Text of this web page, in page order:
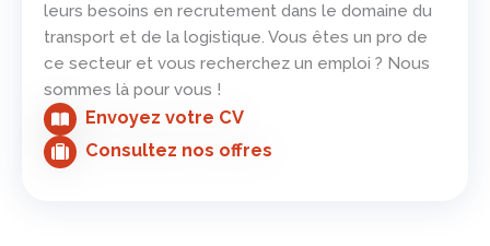
leurs besoins en recrutement dans le domaine du
transport et de la logistique. Vous êtes un pro de
ce secteur et vous recherchez un emploi ? Nous
sommes là pour vous !
Envoyez votre CV
Consultez nos offres